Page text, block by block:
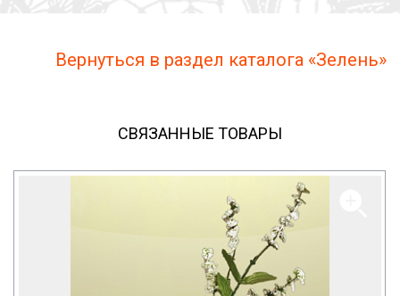
Вернуться в раздел каталога «Зелень»
СВЯЗАННЫЕ ТОВАРЫ